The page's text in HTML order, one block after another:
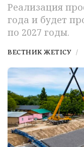
Реализация
года и будет
по 2027 годы.
ВЕСТНИК ЖЕТІСУ